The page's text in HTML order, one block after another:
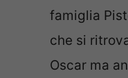
famiglia
che si
Oscar ma